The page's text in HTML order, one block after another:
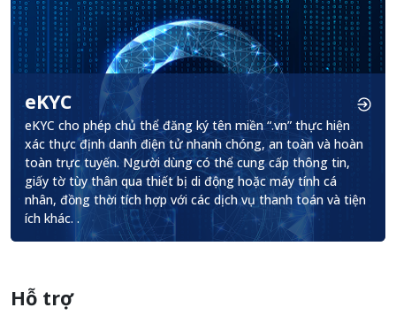
eKYC
eKYC cho phép chủ thể đăng ký tên miền “.vn” thực hiện
xác thực định danh điện tử nhanh chóng, an toàn và hoàn
toàn trực tuyến. Người dùng có thể cung cấp thông tin,
giấy tờ tùy thân qua thiết bị di động hoặc máy tính cá
nhân, đồng thời tích hợp với các dịch vụ thanh toán và tiện
ích khác. .
Hỗ trợ